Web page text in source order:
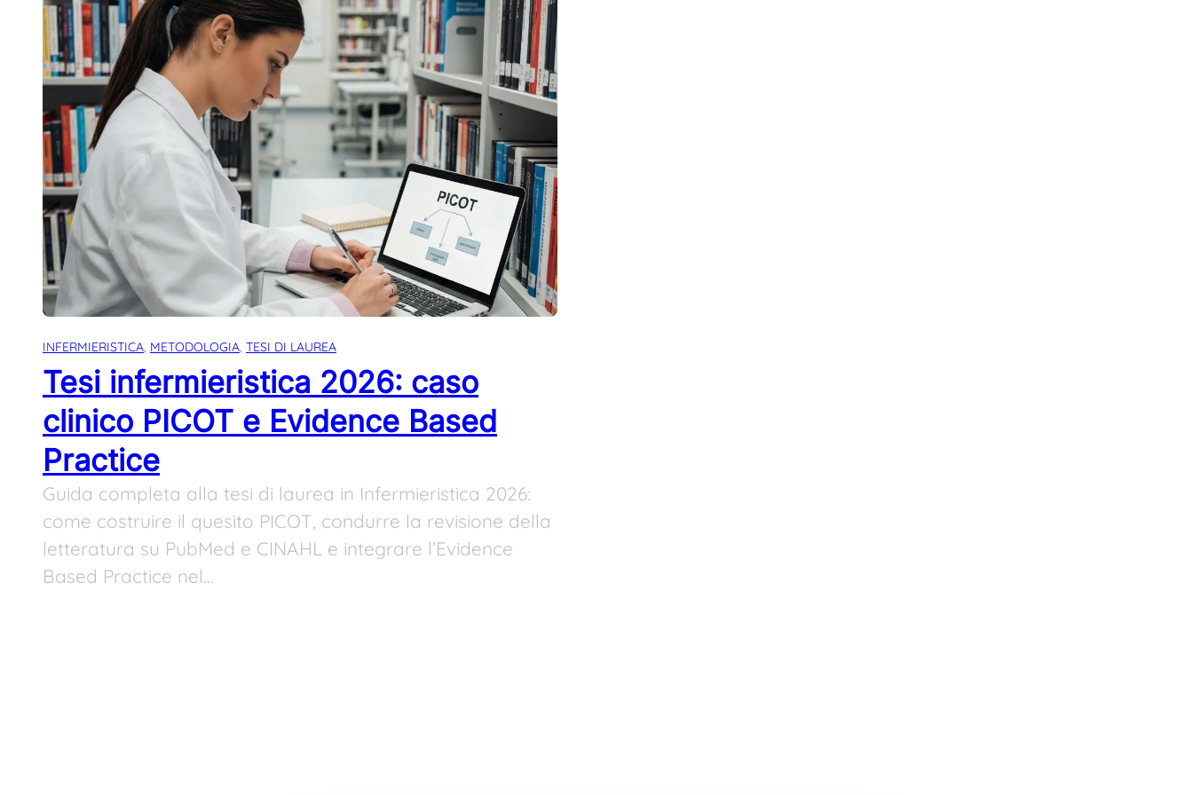
INFERMIERISTICA, METODOLOGIA, TESI DI LAUREA
Tesi infermieristica 2026: caso
clinico PICOT e Evidence Based
Practice
Guida completa alla tesi di laurea in Infermieristica 2026:
come costruire il quesito PICOT, condurre la revisione della
letteratura su PubMed e CINAHL e integrare l’Evidence
Based Practice nel…